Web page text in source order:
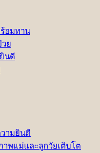
อมทาน
ย
นดี
ามยินดี
พแม่และลูกวัยเติบโต